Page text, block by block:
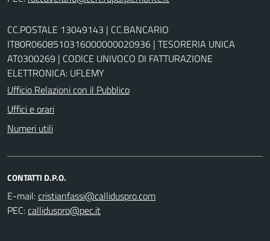
CC.POSTALE 13049143 | CC.BANCARIO
IT80R0608510316000000020936 | TESORERIA UNICA
AT0300269 | CODICE UNIVOCO DI FATTURAZIONE
ELETTRONICA: UFLEMY
Ufficio Relazioni con il Pubblico
Uffici e orari
Numeri utili
CONTATTI D.P.O.
E-mail:
PEC: